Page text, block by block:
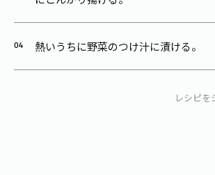
熱いうちに野菜のつけ汁に漬ける。
レシピを